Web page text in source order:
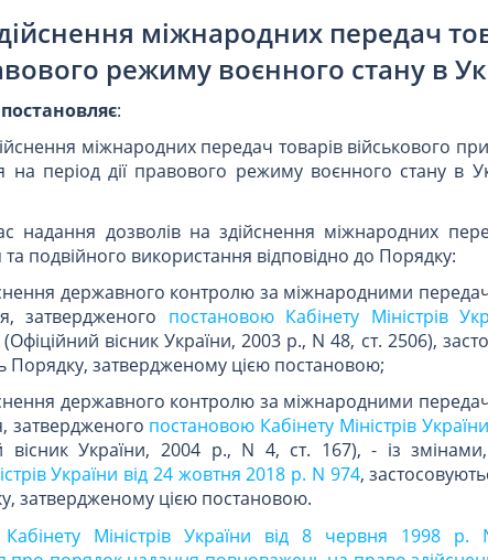
міжнародних передач
режиму воєнного стану в
постановляє:
міжнародних передач товарів військового
на період дії правового режиму воєнного стану в
надання дозволів на здійснення міжнародних
подвійного використання відповідно до Порядку:
державного контролю за міжнародними
затвердженого постановою Кабінету Міністрів
вісник України, 2003 р., N 48, ст. 2506),
Порядку, затвердженому цією постановою;
державного контролю за міжнародними
затвердженого постановою Кабінету Міністрів
вісник України, 2004 р., N 4, ст. 167), - із
України від 24 жовтня 2018 р. N 974,
затвердженому цією постановою.
Кабінету Міністрів України від 8 червня 1998